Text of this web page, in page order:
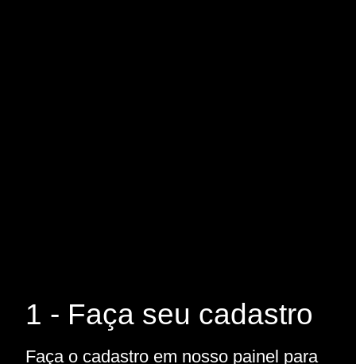
1 - Faça seu cadastro
Faça o cadastro em nosso painel para